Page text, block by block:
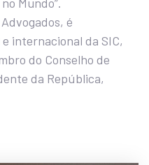
é
internacional da SIC,
do Conselho de
da República,